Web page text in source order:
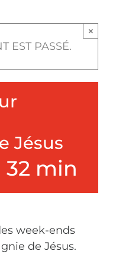
EST PASSÉ.
×
Jésus
32 min
week-ends
de Jésus.